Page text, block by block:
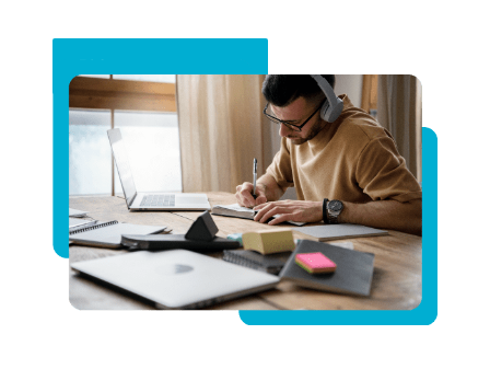
Pide tu presupuesto